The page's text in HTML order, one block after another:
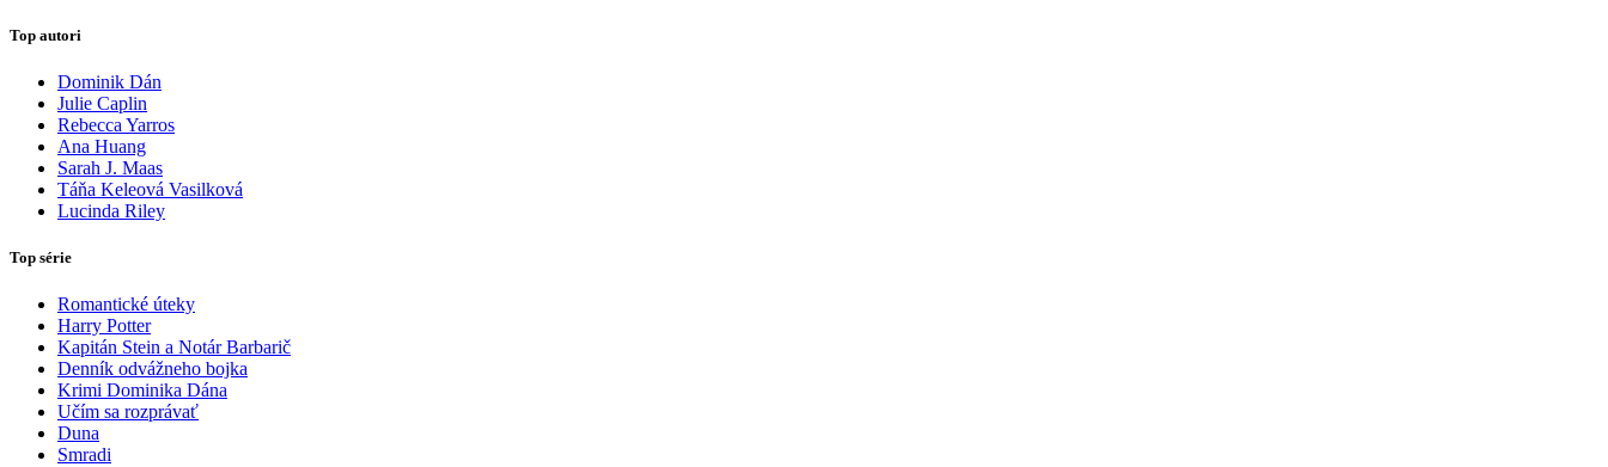
Top autori
Dominik Dán
Julie Caplin
Rebecca Yarros
Ana Huang
Sarah J. Maas
Táňa Keleová Vasilková
Lucinda Riley
Top série
Romantické úteky
Harry Potter
Kapitán Stein a Notár Barbarič
Denník odvážneho bojka
Krimi Dominika Dána
Učím sa rozprávať
Duna
Smradi